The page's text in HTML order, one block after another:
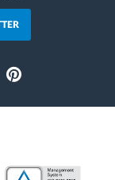
Pinterest